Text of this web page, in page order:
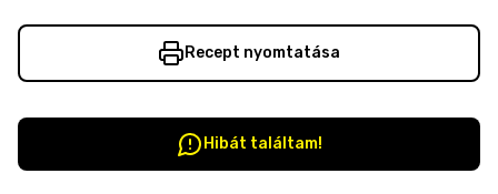
Recept nyomtatása
Hibát találtam!